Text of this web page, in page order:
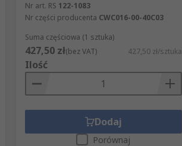
Nr art. RS 122-1083
Nr części producenta CWC016-00-40C03
Suma częściowa (1 sztuka)
427,50 zł(bez VAT) 427,50 zł/sztuka
Ilość
Dodaj
Porównaj